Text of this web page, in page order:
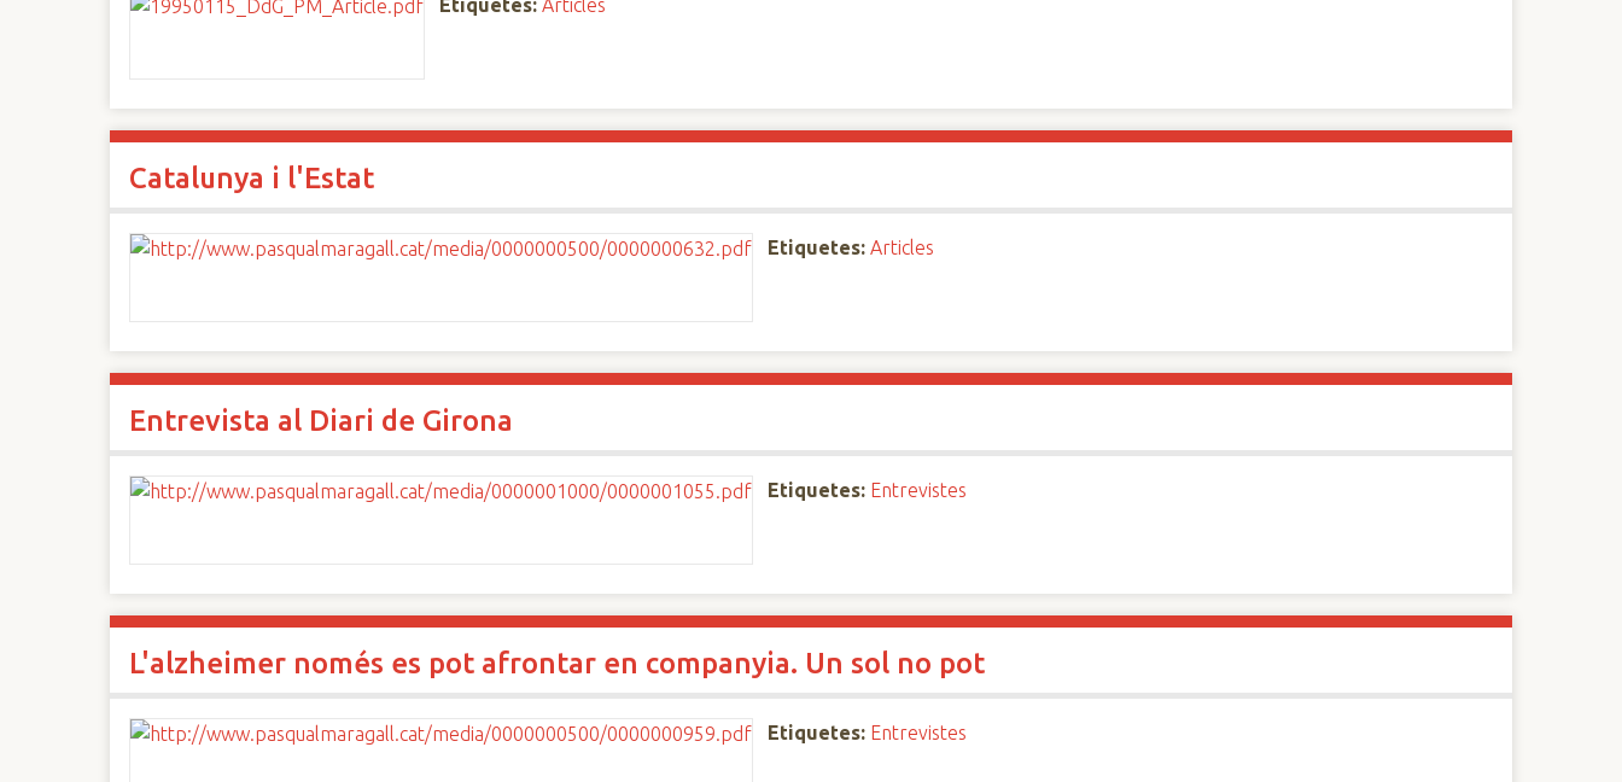
Etiquetes: Articles
Catalunya i l'Estat
Etiquetes: Articles
Entrevista al Diari de Girona
Etiquetes: Entrevistes
L'alzheimer només es pot afrontar en companyia. Un sol no pot
Etiquetes: Entrevistes